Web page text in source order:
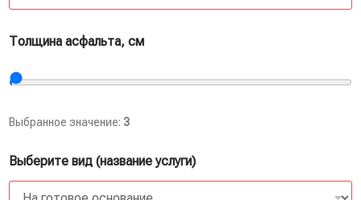
Толщина асфальта, см
Выбранное значение: 3
Выберите вид (название услуги)